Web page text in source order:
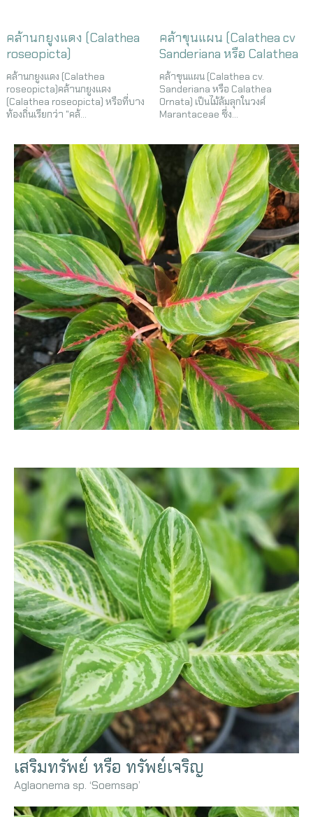
คล้านกยูงแดง (Calathea
roseopicta)
คล้านกยูงแดง (Calathea
roseopicta)คล้านกยูงแดง
(Calathea roseopicta) หรือที่บาง
ท้องถิ่นเรียกว่า "คล้...
คล้าขุนแผน (Calathea cv
Sanderiana หรือ Calathea
Ornata)
คล้าขุนแผน (Calathea cv.
Sanderiana หรือ Calathea
Ornata) เป็นไม้ล้มลุกในวงศ์
Marantaceae ซึ่ง...
เสริมทรัพย์ หรือ ทรัพย์เจริญ
Aglaonema sp. ‘Soemsap’